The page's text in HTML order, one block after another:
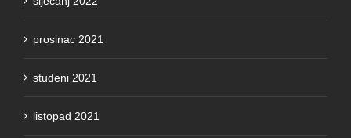
prosinac 2021
studeni 2021
rujan 2021